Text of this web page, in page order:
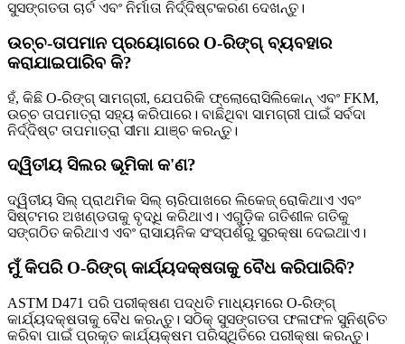
ସୁସଙ୍ଗତତା ଚାର୍ଟ ଏବଂ ନିର୍ମାତା ନିର୍ଦ୍ଦିଷ୍ଟକରଣ ଦେଖନ୍ତୁ।
ଉଚ୍ଚ-ତାପମାନ ପ୍ରୟୋଗରେ O-ରିଙ୍ଗ୍ ବ୍ୟବହାର
କରାଯାଇପାରିବ କି?
ହଁ, କିଛି O-ରିଙ୍ଗ୍ ସାମଗ୍ରୀ, ଯେପରିକି ଫ୍ଲୋରୋସିଲିକୋନ୍ ଏବଂ FKM,
ଉଚ୍ଚ ତାପମାତ୍ରା ସହ୍ୟ କରିପାରେ। ବାଛିଥିବା ସାମଗ୍ରୀ ପାଇଁ ସର୍ବଦା
ନିର୍ଦ୍ଦିଷ୍ଟ ତାପମାତ୍ରା ସୀମା ଯାଞ୍ଚ କରନ୍ତୁ।
ଦ୍ୱିତୀୟ ସିଲର ଭୂମିକା କ'ଣ?
ଦ୍ୱିତୀୟ ସିଲ୍ ପ୍ରାଥମିକ ସିଲ୍ ଚାରିପାଖରେ ଲିକେଜ୍ ରୋକିଥାଏ ଏବଂ
ସିଷ୍ଟମର ଅଖଣ୍ଡତାକୁ ବୃଦ୍ଧି କରିଥାଏ। ଏଗୁଡ଼ିକ ଗତିଶୀଳ ଗତିକୁ
ସଙ୍ଗଠିତ କରିଥାଏ ଏବଂ ରାସାୟନିକ ସଂସ୍ପର୍ଶରୁ ସୁରକ୍ଷା ଦେଇଥାଏ।
ମୁଁ କିପରି O-ରିଙ୍ଗ୍ କାର୍ଯ୍ୟଦକ୍ଷତାକୁ ବୈଧ କରିପାରିବି?
ASTM D471 ପରି ପରୀକ୍ଷଣ ପଦ୍ଧତି ମାଧ୍ୟମରେ O-ରିଙ୍ଗ୍
କାର୍ଯ୍ୟଦକ୍ଷତାକୁ ବୈଧ କରନ୍ତୁ। ସଠିକ୍ ସୁସଙ୍ଗତତା ଫଳାଫଳ ସୁନିଶ୍ଚିତ
କରିବା ପାଇଁ ପ୍ରକୃତ କାର୍ଯ୍ୟକ୍ଷମ ପରିସ୍ଥିତିରେ ପରୀକ୍ଷା କରନ୍ତୁ।